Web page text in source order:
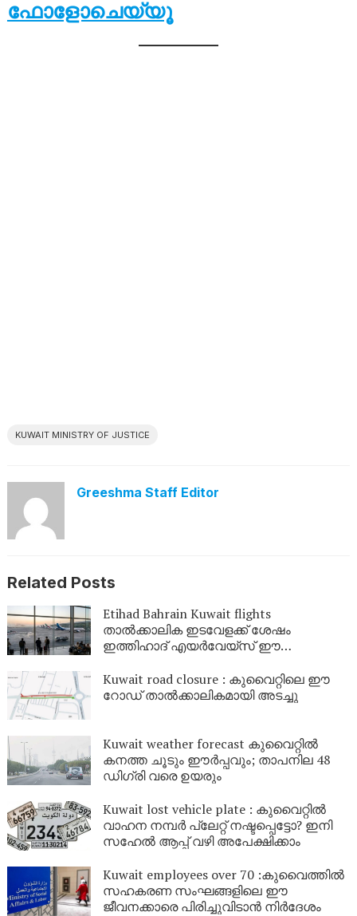
ഫോളോചെയ്യൂ
KUWAIT MINISTRY OF JUSTICE
Greeshma Staff Editor
Related Posts
Etihad Bahrain Kuwait flights
താൽക്കാലിക ഇടവേളക്ക് ശേഷം
ഇത്തിഹാദ് എയർവേയ്‌സ് ഈ
പുനരാരംഭിക്കുന്നു
Kuwait road closure : കുവൈറ്റിലെ ഈ
റോഡ് താൽക്കാലികമായി അടച്ചു
Kuwait weather forecast കുവൈറ്റിൽ
കനത്ത ചൂടും ഈർപ്പവും; താപനില 48
ഡിഗ്രി വരെ ഉയരും
Kuwait lost vehicle plate : കുവൈറ്റിൽ
വാഹന നമ്പർ പ്ലേറ്റ് നഷ്ടപ്പെട്ടോ? ഇനി
സഹേൽ ആപ്പ് വഴി അപേക്ഷിക്കാം
Kuwait employees over 70 :കുവൈത്തിൽ
സഹകരണ സംഘങ്ങളിലെ ഈ
ജീവനക്കാരെ പിരിച്ചുവിടാൻ നിർദേശം